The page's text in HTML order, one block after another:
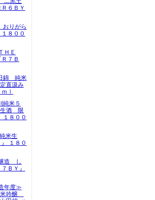
６ＢＹ
りがら
８００
ＨＥ
７Ｂ
錦 純米
直汲み
ｌ
米５
酒 限
１８００
米生
１８０
造 し
ＢＹ』
年度≫
吟醸